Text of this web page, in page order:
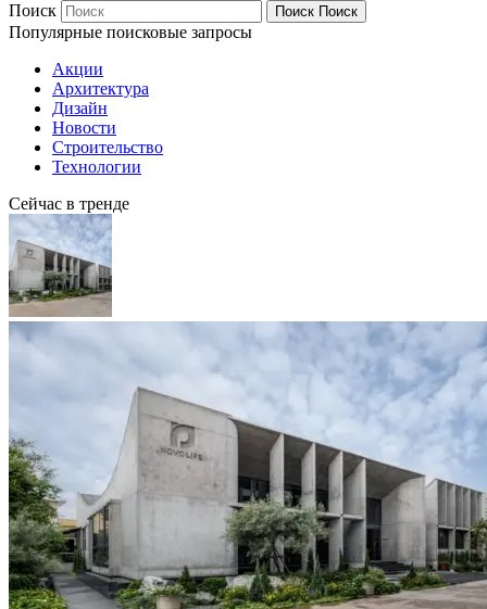
Поиск
Поиск Поиск
Популярные поисковые запросы
Акции
Архитектура
Дизайн
Новости
Строительство
Технологии
Сейчас в тренде